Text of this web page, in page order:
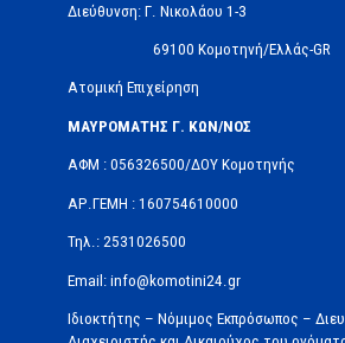
Διεύθυνση: Γ. Νικολάου 1-3
69100 Κομοτηνή/Ελλάς-GR
Ατομική Επιχείρηση
ΜΑΥΡΟΜΑΤΗΣ Γ. ΚΩΝ/ΝΟΣ
ΑΦΜ : 056326500/ΔOΥ Κομοτηνής
ΑΡ.ΓΕΜΗ : 160754610000
Τηλ.: 2531026500
Email: info@komotini24.gr
Ιδιοκτήτης – Νόμιμος Εκπρόσωπος –